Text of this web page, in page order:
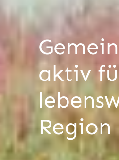
aktiv
Region